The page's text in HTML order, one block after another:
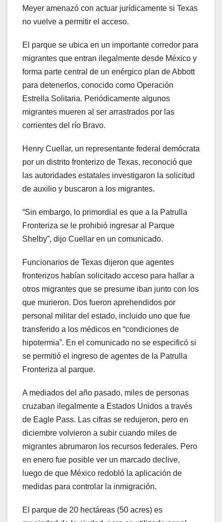
Meyer amenazó con actuar jurídicamente si Texas
no vuelve a permitir el acceso.
El parque se ubica en un importante corredor para
migrantes que entran ilegalmente desde México y
forma parte central de un enérgico plan de Abbott
para detenerlos, conocido como Operación
Estrella Solitaria. Periódicamente algunos
migrantes mueren al ser arrastrados por las
corrientes del río Bravo.
Henry Cuellar, un representante federal demócrata
por un distrito fronterizo de Texas, reconoció que
las autoridades estatales investigaron la solicitud
de auxilio y buscaron a los migrantes.
“Sin embargo, lo primordial es que a la Patrulla
Fronteriza se le prohibió ingresar al Parque
Shelby”, dijo Cuellar en un comunicado.
Funcionarios de Texas dijeron que agentes
fronterizos habían solicitado acceso para hallar a
otros migrantes que se presume iban junto con los
que murieron. Dos fueron aprehendidos por
personal militar del estado, incluido uno que fue
transferido a los médicos en “condiciones de
hipotermia”. En el comunicado no se especificó si
se permitió el ingreso de agentes de la Patrulla
Fronteriza al parque.
A mediados del año pasado, miles de personas
cruzaban ilegalmente a Estados Unidos a través
de Eagle Pass. Las cifras se redujeron, pero en
diciembre volvieron a subir cuando miles de
migrantes abrumaron los recursos federales. Pero
en enero fue posible ver un marcado declive,
luego de que México redobló la aplicación de
medidas para controlar la inmigración.
El parque de 20 hectáreas (50 acres) es